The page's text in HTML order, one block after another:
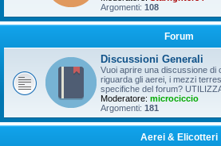
Argomenti: 108
Forum
Discussioni Generali
Vuoi aprire una discussione di
riguarda gli aerei, i mezzi
specifiche del forum?
Moderatore: microciccio
Argomenti: 181
Aerei & Elicotteri